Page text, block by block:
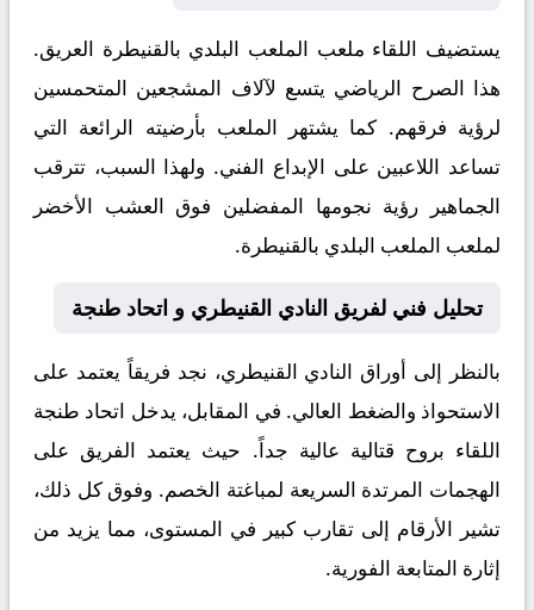
يستضيف اللقاء ملعب الملعب البلدي بالقنيطرة العريق.
هذا الصرح الرياضي يتسع لآلاف المشجعين المتحمسين
لرؤية فرقهم. كما يشتهر الملعب بأرضيته الرائعة التي
تساعد اللاعبين على الإبداع الفني. ولهذا السبب، تترقب
الجماهير رؤية نجومها المفضلين فوق العشب الأخضر
لملعب الملعب البلدي بالقنيطرة.
تحليل فني لفريق النادي القنيطري و اتحاد طنجة
بالنظر إلى أوراق النادي القنيطري، نجد فريقاً يعتمد على
الاستحواذ والضغط العالي. في المقابل، يدخل اتحاد طنجة
اللقاء بروح قتالية عالية جداً. حيث يعتمد الفريق على
الهجمات المرتدة السريعة لمباغتة الخصم. وفوق كل ذلك،
تشير الأرقام إلى تقارب كبير في المستوى، مما يزيد من
إثارة المتابعة الفورية.